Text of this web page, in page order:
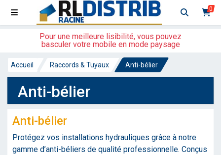
0
Pour une meilleure lisibilité, vous pouvez
basculer votre mobile en mode paysage
Accueil Raccords & Tuyaux Anti-bélier
Anti-bélier
Anti-bélier
Protégez vos installations hydrauliques grâce à notre
gamme d’anti-béliers de qualité professionnelle. Conçus